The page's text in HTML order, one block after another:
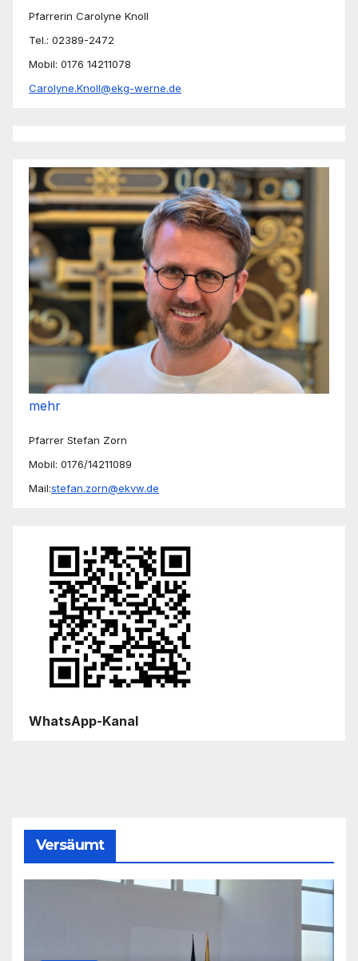
Pfarrerin Carolyne Knoll
Tel.: 02389-2472
Mobil: 0176 14211078
Carolyne.Knoll@ekg-werne.de
mehr
Pfarrer Stefan Zorn
Mobil: 0176/14211089
Mail:stefan.zorn@ekvw.de
WhatsApp-Kanal
Versäumt